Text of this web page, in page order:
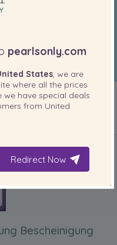
Bescheinigung
pearlsonly.com
States, we are
where all the prices
we have special deals
from United
Redirect Now